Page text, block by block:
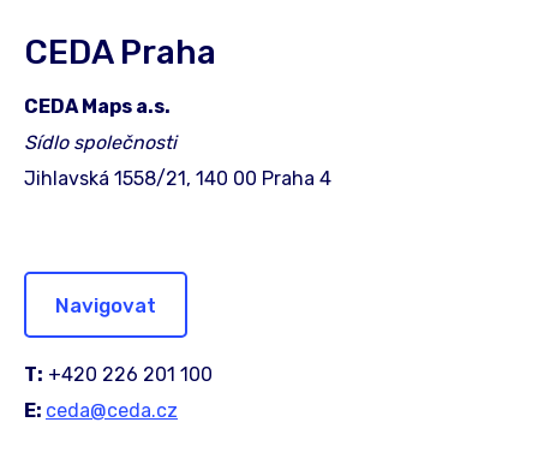
CEDA Praha
CEDA Maps a.s.
Sídlo společnosti
Jihlavská 1558/21, 140 00 Praha 4
Navigovat
T: +420 226 201 100
E: ceda@ceda.cz